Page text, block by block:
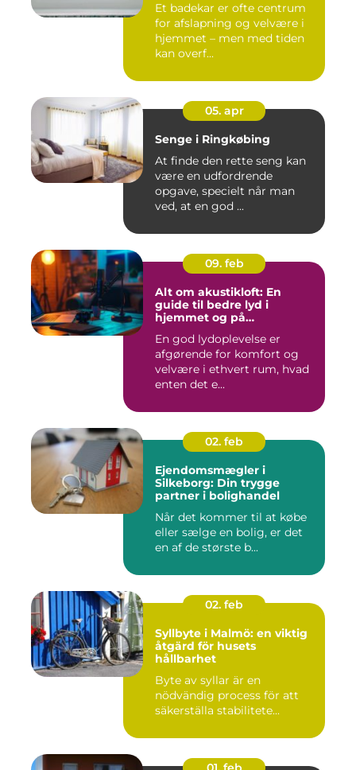
Et badekar er ofte centrum
for afslapning og velvære i
hjemmet – men med tiden
kan overf...
05. apr
Senge i Ringkøbing
At finde den rette seng kan
være en udfordrende
opgave, specielt når man
ved, at en god ...
09. feb
Alt om akustikloft: En
guide til bedre lyd i
hjemmet og på
En god lydoplevelse er
afgørende for komfort og
velvære i ethvert rum, hvad
enten det e...
02. feb
Ejendomsmægler i
Silkeborg: Din trygge
partner i bolighandel
Når det kommer til at købe
eller sælge en bolig, er det
en af de største b...
02. feb
Syllbyte i Malmö: en viktig
åtgärd för husets
hållbarhet
Byte av syllar är en
nödvändig process för att
säkerställa stabilitete...